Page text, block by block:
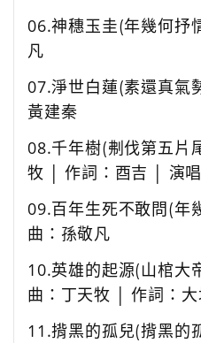
06.神穗玉圭(年幾何抒
凡
07.淨世白蓮(素還真氣
黃建秦
08.千年樹(刜伐第五片
牧 │ 作詞：酉吉 │ 演
09.百年生死不敢問(年
曲：孫敬凡
10.英雄的起源(山棺大
曲： 丁天牧 │ 作詞：
11.揹黑的孤兒(揹黑的